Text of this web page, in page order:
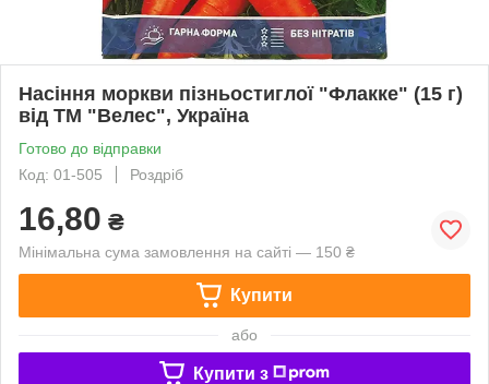
Насіння моркви пізньостиглої "Флакке" (15 г)
від ТМ "Велес", Україна
Готово до відправки
Код: 01-505
Роздріб
16,80 ₴
Мінімальна сума замовлення на сайті — 150 ₴
Купити
або
Купити з